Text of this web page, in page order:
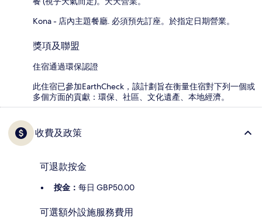
Kona - 店內主題餐廳. 必須預先訂座。於指定日期營業。
獎項及聯盟
住宿通過環保認證
此住宿已參加EarthCheck，該計劃旨在衡量住宿對下列一個或
多個方面的貢獻：環保、社區、文化遺產、本地經濟。
收費及政策
可退款按金
按金： 每日 GBP50.00
可選額外設施服務費用